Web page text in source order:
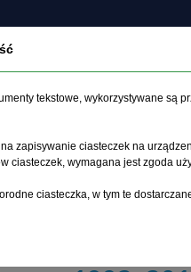
Archiwum
>Archiwum>zeszyt 2>
poznawcze
tekstowe, wykorzystywane są
zapisywanie ciasteczek na
ciasteczek, wymagana jest zgoda
ciasteczka, w tym te